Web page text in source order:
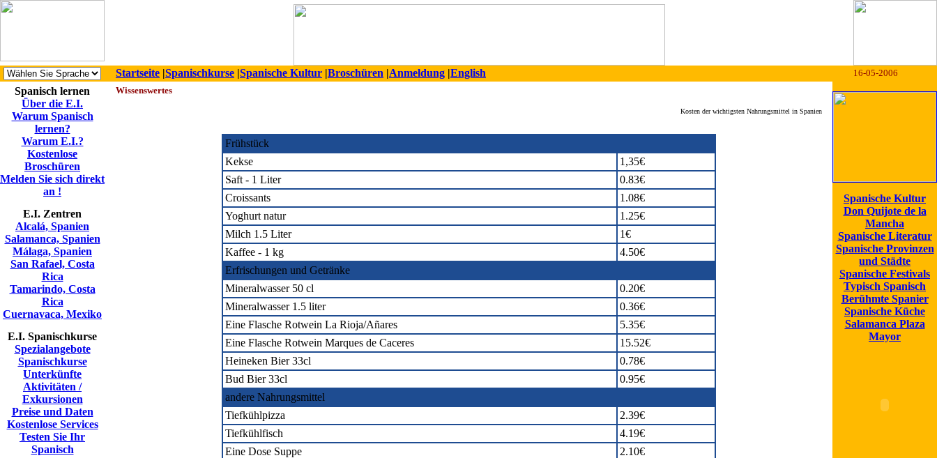
Startseite |Spanischkurse |Spanische Kultur |Broschüren |Anmeldung |English 16-05-2006
Spanisch lernen
Über die E.I.
Warum Spanisch
lernen?
Warum E.I.?
Kostenlose
Broschüren
Melden Sie sich direkt
an !
E.I. Zentren
Alcalá, Spanien
Salamanca, Spanien
Málaga, Spanien
San Rafael, Costa
Rica
Tamarindo, Costa
Rica
Cuernavaca, Mexiko
E.I. Spanischkurse
Spezialangebote
Spanischkurse
Unterkünfte
Aktivitäten /
Exkursionen
Preise und Daten
Kostenlose Services
Testen Sie Ihr
Spanisch
Wissenswertes
Kosten der wichtigsten Nahrungsmittel in Spanien
Frühstück
Kekse
1,35€
Saft - 1 Liter
0.83€
Croissants
1.08€
Yoghurt natur
1.25€
Milch 1.5 Liter
1€
Kaffee - 1 kg
4.50€
Erfrischungen und Getränke
Mineralwasser 50 cl
0.20€
Mineralwasser 1.5 liter
0.36€
Eine Flasche Rotwein La Rioja/Añares
5.35€
Eine Flasche Rotwein Marques de Caceres
15.52€
Heineken Bier 33cl
0.78€
Bud Bier 33cl
0.95€
andere Nahrungsmittel
Tiefkühlpizza
2.39€
Tiefkühlfisch
4.19€
Eine Dose Suppe
2.10€
Spanische Kultur
Don Quijote de la
Mancha
Spanische Literatur
Spanische Provinzen
und Städte
Spanische Festivals
Typisch Spanisch
Berühmte Spanier
Spanische Küche
Salamanca Plaza
Mayor